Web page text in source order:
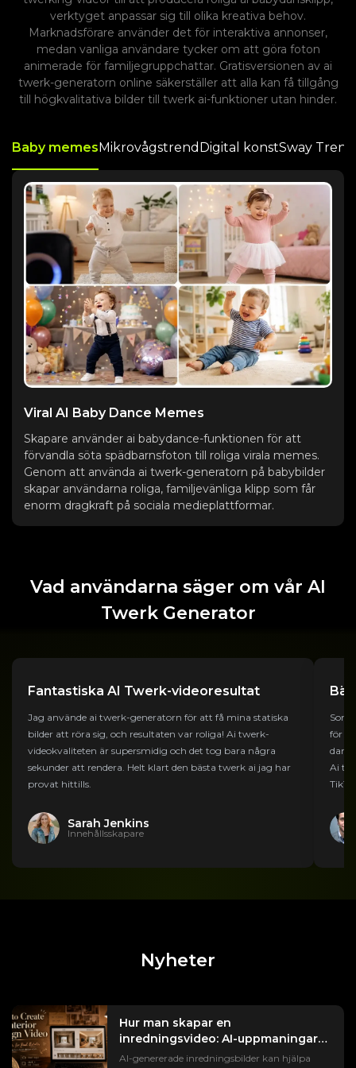
verktyget anpassar sig till olika kreativa behov.
Marknadsförare använder det för interaktiva annonser,
medan vanliga användare tycker om att göra foton
animerade för familjegruppchattar. Gratisversionen av ai
twerk-generatorn online säkerställer att alla kan få tillgång
till högkvalitativa bilder till twerk ai-funktioner utan hinder.
Baby memes Mikrovågstrend Digital konstSway
Viral AI Baby Dance Memes
Skapare använder ai babydance-funktionen för att
förvandla söta spädbarnsfoton till roliga virala memes.
Genom att använda ai twerk-generatorn på babybilder
skapar användarna roliga, familjevänliga klipp som får
enorm dragkraft på sociala medieplattformar.
Vad användarna säger om vår AI
Twerk Generator
Fantastiska AI Twerk-videoresultat
Jag använde ai twerk-generatorn för att få mina statiska
bilder att röra sig, och resultaten var roliga! Ai twerk-
videokvaliteten är supersmidig och det tog bara några
sekunder att rendera. Helt klart den bästa twerk ai jag har
provat hittills.
Sarah Jenkins
Innehållsskapare
Som
för
Ai
Nyheter
Hur man skapar en
inredningsvideo: AI-uppmaningar
för fastigheter
AI-genererade inredningsbilder kan hjälpa